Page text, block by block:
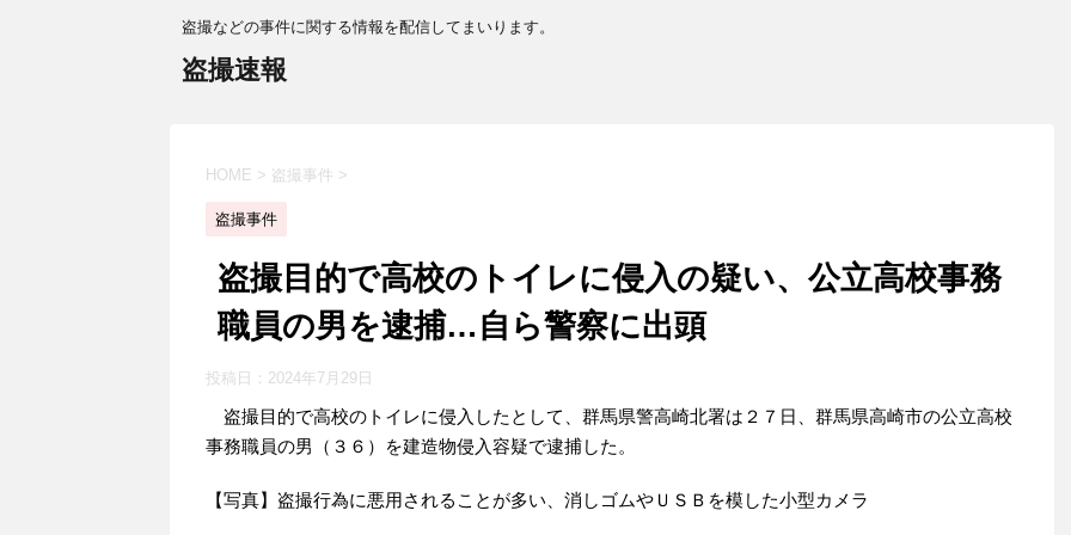
盗撮などの事件に関する情報を配信してまいります。
盗撮速報
HOME > 盗撮事件 >
盗撮事件
盗撮目的で高校のトイレに侵入の疑い、公立高校事務
職員の男を逮捕…自ら警察に出頭
投稿日： 2024年7月29日
盗撮目的で高校のトイレに侵入したとして、群馬県警高崎北署は２７日、群馬県高崎市の公立高校
事務職員の男（３６）を建造物侵入容疑で逮捕した。
【写真】盗撮行為に悪用されることが多い、消しゴムやＵＳＢを模した小型カメラ